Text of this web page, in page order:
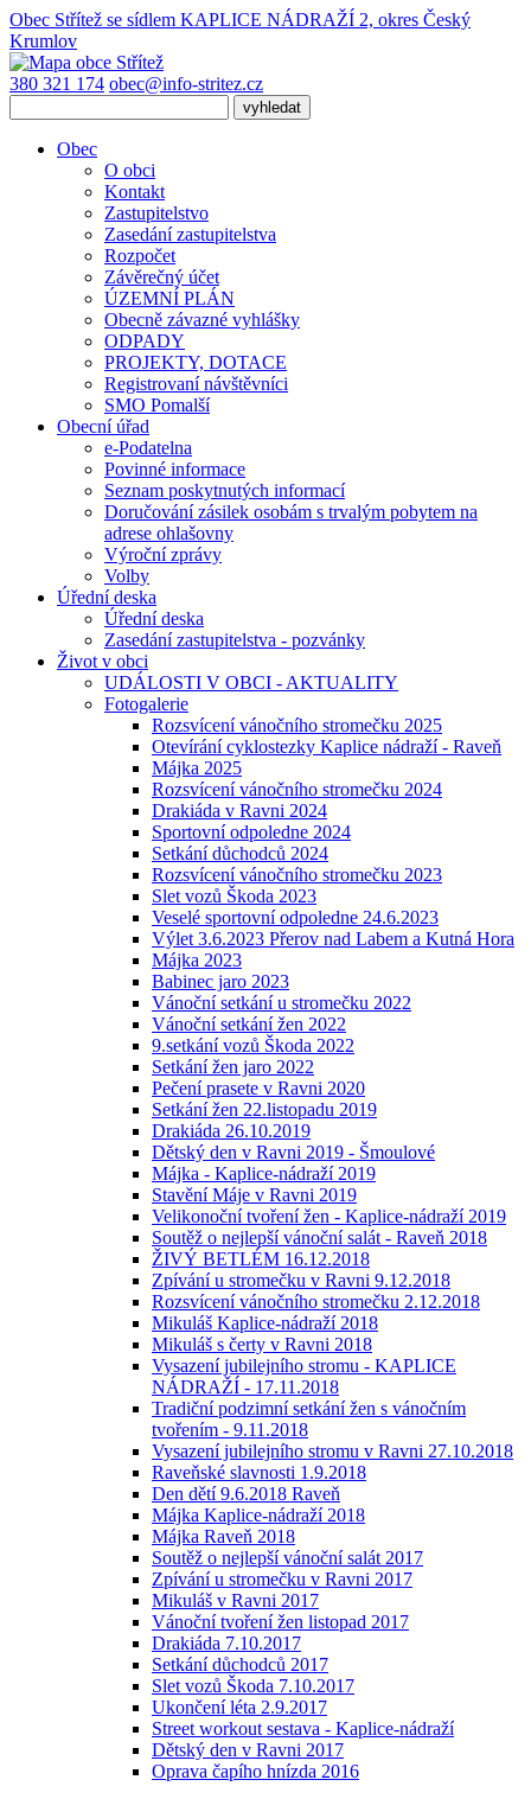
Obec Střítež se sídlem KAPLICE NÁDRAŽÍ 2, okres Český
Krumlov
380 321 174 obec@info-stritez.cz
Obec
O obci
Kontakt
Zastupitelstvo
Zasedání zastupitelstva
Rozpočet
Závěrečný účet
ÚZEMNÍ PLÁN
Obecně závazné vyhlášky
ODPADY
PROJEKTY, DOTACE
Registrovaní návštěvníci
SMO Pomalší
Obecní úřad
e-Podatelna
Povinné informace
Seznam poskytnutých informací
Doručování zásilek osobám s trvalým pobytem na
adrese ohlašovny
Výroční zprávy
Volby
Úřední deska
Úřední deska
Zasedání zastupitelstva - pozvánky
Život v obci
UDÁLOSTI V OBCI - AKTUALITY
Fotogalerie
Rozsvícení vánočního stromečku 2025
Otevírání cyklostezky Kaplice nádraží - Raveň
Májka 2025
Rozsvícení vánočního stromečku 2024
Drakiáda v Ravni 2024
Sportovní odpoledne 2024
Setkání důchodců 2024
Rozsvícení vánočního stromečku 2023
Slet vozů Škoda 2023
Veselé sportovní odpoledne 24.6.2023
Výlet 3.6.2023 Přerov nad Labem a Kutná Hora
Májka 2023
Babinec jaro 2023
Vánoční setkání u stromečku 2022
Vánoční setkání žen 2022
9.setkání vozů Škoda 2022
Setkání žen jaro 2022
Pečení prasete v Ravni 2020
Setkání žen 22.listopadu 2019
Drakiáda 26.10.2019
Dětský den v Ravni 2019 - Šmoulové
Májka - Kaplice-nádraží 2019
Stavění Máje v Ravni 2019
Velikonoční tvoření žen - Kaplice-nádraží 2019
Soutěž o nejlepší vánoční salát - Raveň 2018
ŽIVÝ BETLÉM 16.12.2018
Zpívání u stromečku v Ravni 9.12.2018
Rozsvícení vánočního stromečku 2.12.2018
Mikuláš Kaplice-nádraží 2018
Mikuláš s čerty v Ravni 2018
Vysazení jubilejního stromu - KAPLICE
NÁDRAŽÍ - 17.11.2018
Tradiční podzimní setkání žen s vánočním
tvořením - 9.11.2018
Vysazení jubilejního stromu v Ravni 27.10.2018
Raveňské slavnosti 1.9.2018
Den dětí 9.6.2018 Raveň
Májka Kaplice-nádraží 2018
Májka Raveň 2018
Soutěž o nejlepší vánoční salát 2017
Zpívání u stromečku v Ravni 2017
Mikuláš v Ravni 2017
Vánoční tvoření žen listopad 2017
Drakiáda 7.10.2017
Setkání důchodců 2017
Slet vozů Škoda 7.10.2017
Ukončení léta 2.9.2017
Street workout sestava - Kaplice-nádraží
Dětský den v Ravni 2017
Oprava čapího hnízda 2016